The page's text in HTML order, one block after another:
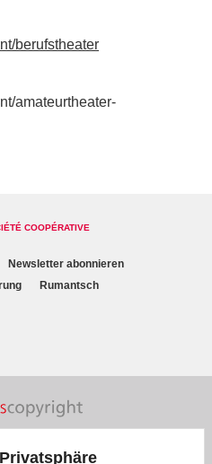
berufstheater
amateurtheater-
COOPÉRATIVE
Newsletter abonnieren
Rumantsch